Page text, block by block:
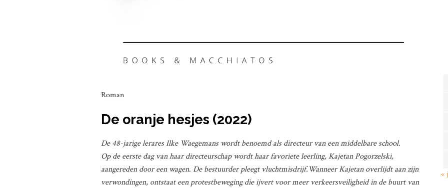
Roman
De oranje hesjes (2022)
De 48-jarige lerares Ilke Waegemans wordt benoemd als directeur van een middelbare school.
Op de eerste dag van haar directeurschap wordt haar favoriete leerling, Kajetan Pogorzelski,
aangereden door een wagen. De bestuurder pleegt vluchtmisdrijf.Wanneer Kajetan overlijdt aan zijn
verwondingen, ontstaat een protestbeweging die ijvert voor meer verkeersveiligheid in de buurt van
«